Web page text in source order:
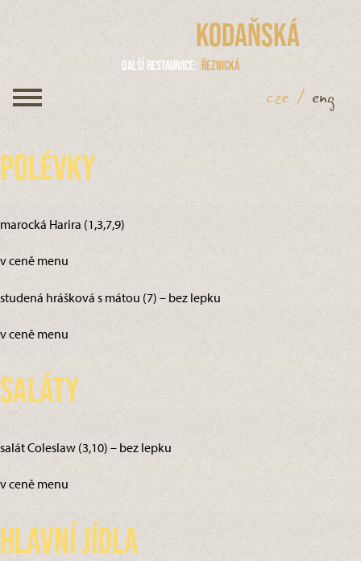
Kodaňská
Další restaurace Řeznická
cze / eng
Polévky
marocká Harira (1,3,7,9)
v ceně menu
studená hrášková s mátou (7) – bez lepku
v ceně menu
Saláty
salát Coleslaw (3,10) – bez lepku
v ceně menu
Hlavní jídla